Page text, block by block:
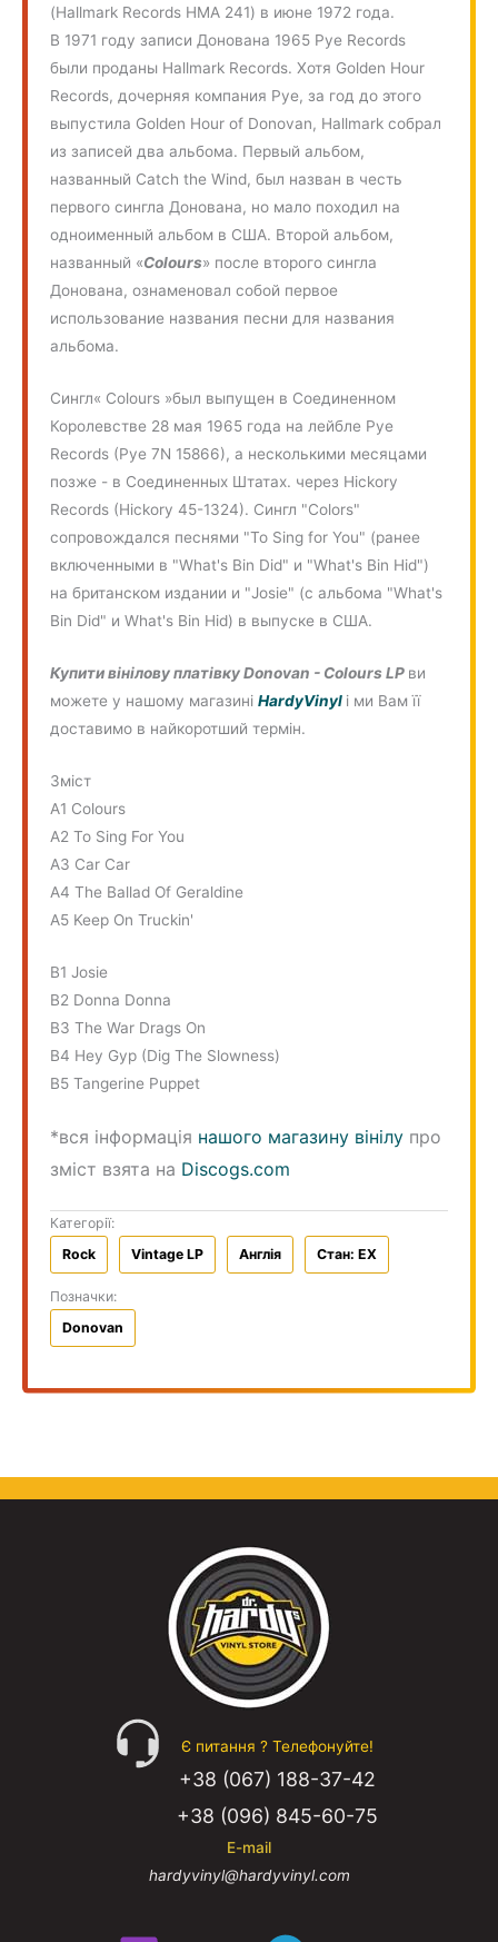
(Hallmark Records HMA 241) в июне 1972 года.
В 1971 году записи Донована 1965 Pye Records
были проданы Hallmark Records. Хотя Golden Hour
Records, дочерняя компания Pye, за год до этого
выпустила Golden Hour of Donovan, Hallmark собрал
из записей два альбома. Первый альбом,
названный Catch the Wind, был назван в честь
первого сингла Донована, но мало походил на
одноименный альбом в США. Второй альбом,
названный «Colours» после второго сингла
Донована, ознаменовал собой первое
использование названия песни для названия
альбома.
Сингл« Colours »был выпущен в Соединенном
Королевстве 28 мая 1965 года на лейбле Pye
Records (Pye 7N 15866), а несколькими месяцами
позже - в Соединенных Штатах. через Hickory
Records (Hickory 45-1324). Сингл "Colors"
сопровождался песнями "To Sing for You" (ранее
включенными в "What's Bin Did" и "What's Bin Hid")
на британском издании и "Josie" (с альбома "What's
Bin Did" и What's Bin Hid) в выпуске в США.
Купити вінілову платівкуDonovan - Colours LP ви
можете у нашому магазиніHardyVinyl і ми Вам її
доставимо в найкоротший термін.
Зміст
A1 Colours
A2 To Sing For You
A3 Car Car
A4 The Ballad Of Geraldine
A5 Keep On Truckin'
B1 Josie
B2 Donna Donna
B3 The War Drags On
B4 Hey Gyp (Dig The Slowness)
B5 Tangerine Puppet
*вся інформація нашого магазину вінілу про
зміст взята на Discogs.com
Категорії:
Rock
Vintage LP Англiя Стан: EX
Позначки:
Donovan
Є питання ? Телефонуйте!
+38 (067) 188-37-42
+38 (096) 845-60-75
E-mail
hardyvinyl@hardyvinyl.com